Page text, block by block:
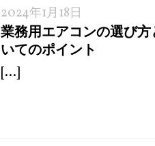
2024年1月18日
業務用エアコンの選び
いてのポイント
[...]